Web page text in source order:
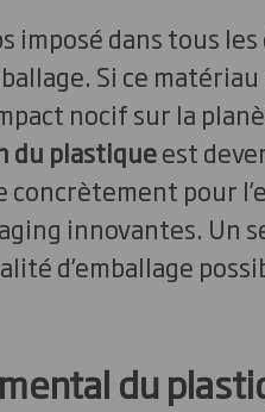
imposé dans tous
Si ce
nocif sur la
du plastiqueest
concrètement pour
innovantes. Un
d’emballage
du